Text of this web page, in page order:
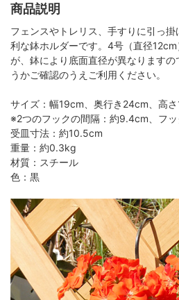
商品説明
フェンスやトレリス、手すりに引っ
利な鉢ホルダーです。4号（直径
が、鉢により底面直径が異なります
うかご確認のうえご利用ください。
サイズ：幅19cm、奥行き24cm、高
※2つのフックの間隔：約9.4cm、フ
受皿寸法：約10.5cm
重量：約0.3kg
材質：スチール
色：黒